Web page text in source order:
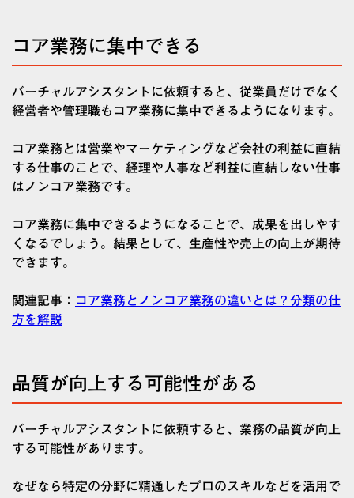
コア業務に集中できる
バーチャルアシスタントに依頼すると、従業員だけでなく
経営者や管理職もコア業務に集中できるようになります。
コア業務とは営業やマーケティングなど会社の利益に直結
する仕事のことで、経理や人事など利益に直結しない仕事
はノンコア業務です。
コア業務に集中できるようになることで、成果を出しやす
くなるでしょう。結果として、生産性や売上の向上が期待
できます。
関連記事： コア業務とノンコア業務の違いとは？分類の仕
方を解説
品質が向上する可能性がある
バーチャルアシスタントに依頼すると、業務の品質が向上
する可能性があります。
なぜなら特定の分野に精通したプロのスキルなどを活用で